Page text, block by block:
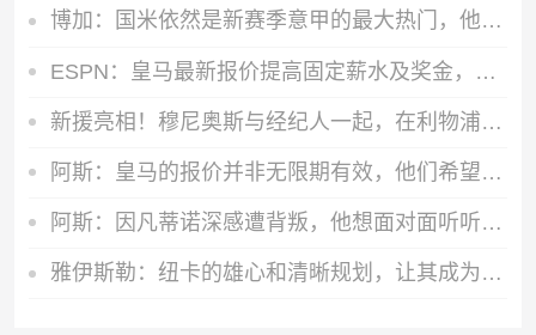
博加：国米依然是新赛季意甲的最大热门，他们是卫冕冠军
ESPN：皇马最新报价提高固定薪水及奖金，维尼修斯肖像权仍有分歧
新援亮相！穆尼奥斯与经纪人一起，在利物浦训练中心拍下合影
阿斯：皇马的报价并非无限期有效，他们希望维尼修斯迅速回应
阿斯：因凡蒂诺深感遭背叛，他想面对面听听核心人物真实想法
雅伊斯勒：纽卡的雄心和清晰规划，让其成为极具吸引力的执教胜地